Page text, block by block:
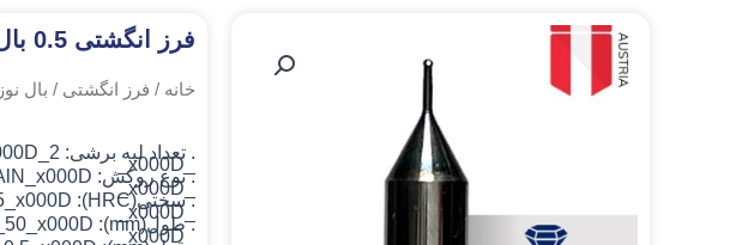
فرز انگشتی 0.5 بال نوز ودکو(WEDCO) 0.5*50*2
خانه / فرز انگشتی / بال نوز
. تعداد لبه برشی: 2_x000D_
_x000D_
. نوع روکش: TiAlN _x000D_
_x000D_
. سختی(HRC): 45_x000D_
_x000D_
. طول(mm): 50_x000D_
_x000D_